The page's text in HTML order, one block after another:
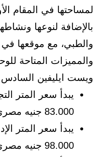
لمساحتها في المقام
بالإضافة لنوعها
والطبي، مع موقعها
والمميزات المتاحة
ويست ايليفين السادس
يبدأ سعر المتر
83.000 جنيه مصري.
يبدأ سعر المتر
98.000 جنيه مصري.